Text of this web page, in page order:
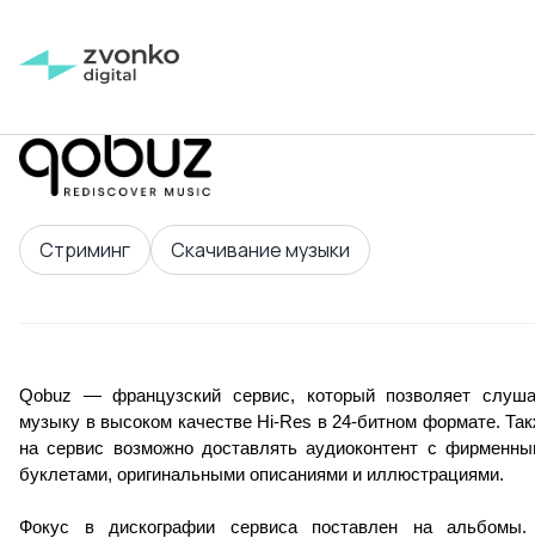
Cтриминг Скачивание музыки
Qobuz — французский сервис, который позволяет
музыку в высоком качестве Hi-Res в 24-битном формате.
на сервис возможно доставлять аудиоконтент с
буклетами, оригинальными описаниями и иллюстрациями.
Фокус в дискографии сервиса поставлен на